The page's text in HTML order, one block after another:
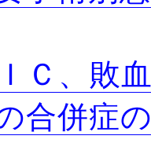
Ｃ、敗
合併症